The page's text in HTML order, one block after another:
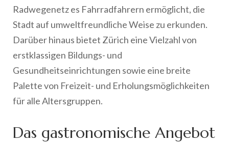
Radwegenetz es Fahrradfahrern ermöglicht, die
Stadt auf umweltfreundliche Weise zu erkunden.
Darüber hinaus bietet Zürich eine Vielzahl von
erstklassigen Bildungs- und
Gesundheitseinrichtungen sowie eine breite
Palette von Freizeit- und Erholungsmöglichkeiten
für alle Altersgruppen.
Das gastronomische Angebot